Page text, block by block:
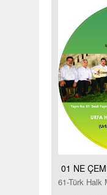
01 NE
61-Türk Halk